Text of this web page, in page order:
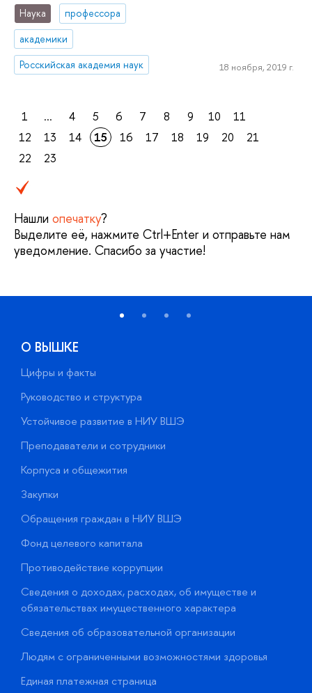
Наука
профессора
академики
Росскийская академия наук
18 ноября, 2019 г.
1 ... 4 5 6 7 8 9 10
11
12
13 14 15 16 17 18 19 20
21
22
23
Нашли опечатку?
Выделите её, нажмите Ctrl+Enter и отправьте нам
уведомление. Спасибо за участие!
О ВЫШКЕ
Цифры и факты
Руководство и структура
Устойчивое развитие в НИУ ВШЭ
Преподаватели и сотрудники
Корпуса и общежития
Закупки
Обращения граждан в НИУ ВШЭ
Фонд целевого капитала
Противодействие коррупции
Сведения о доходах, расходах, об имуществе и
обязательствах имущественного характера
Сведения об образовательной организации
Людям с ограниченными возможностями здоровья
Единая платежная страница